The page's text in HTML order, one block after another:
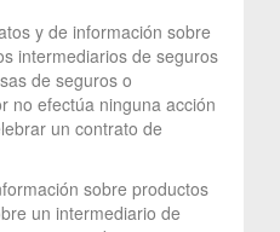
y de información sobre
intermediarios de seguros
de seguros o
no efectúa ninguna acción
un contrato de
sobre productos
un intermediario de